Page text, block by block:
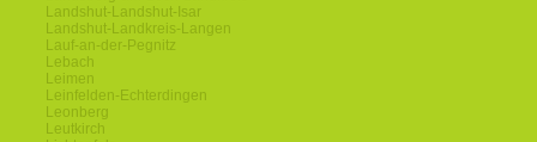
Landshut-Landshut-Isar
Landshut-Landkreis-Langen
Lauf-an-der-Pegnitz
Lebach
Leimen
Leinfelden-Echterdingen
Leonberg
Leutkirch